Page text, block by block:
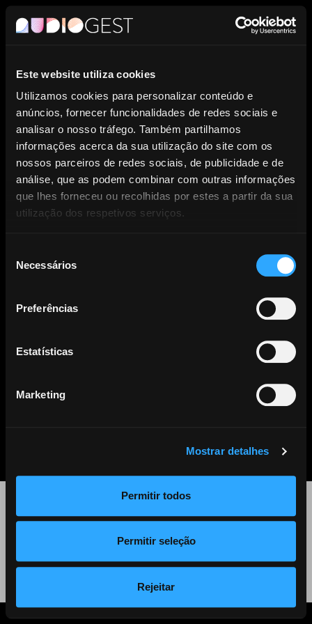
Este website utiliza cookies
Utilizamos cookies para personalizar conteúdo e
anúncios, fornecer funcionalidades de redes sociais e
analisar o nosso tráfego. Também partilhamos
informações acerca da sua utilização do site com os
nossos parceiros de redes sociais, de publicidade e de
análise, que as podem combinar com outras informações
que lhes forneceu ou recolhidas por estes a partir da sua
utilização dos respetivos serviços.
Necessários
Preferências
Estatísticas
Marketing
Mostrar detalhes
Permitir todos
Permitir seleção
Rejeitar
PT
Entidade de Gestão Coletiva de
Direitos dos Produtores
Fonográficos.
NOTÍCIAS
para ver
PARTILHAR
Política de Privacidade